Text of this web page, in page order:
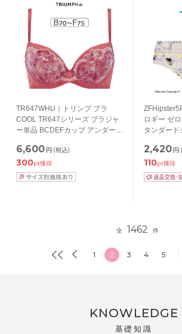
TR647WHU｜トリンプ ブラ
COOL TR647シリーズ ブラジャ
ー単品 BCDEFカップ アンダー
6,600円 (税込)
300pt獲得
ロギー ゼ
タンダード
2,420円
110pt獲得
全 1462 件
1 2 3 4 5
KNOWLEDGE
基礎知識